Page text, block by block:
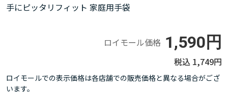
手にピッタリフィット 家庭用手袋
ロイモール価格 1,590円
1,749円
ロイモールでの表示価格は各店舗での販売価格と異なる場合がござ
います。